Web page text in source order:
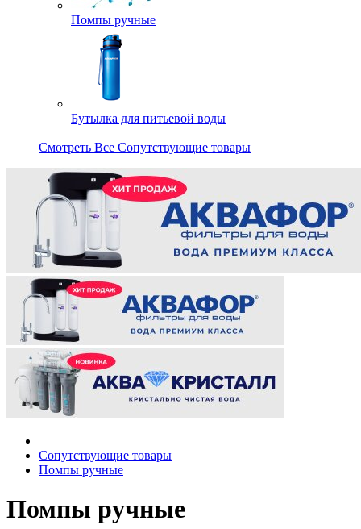
Помпы ручные
Бутылка для питьевой воды
Смотреть Все Сопутствующие товары
Сопутствующие товары
Помпы ручные
Помпы ручные